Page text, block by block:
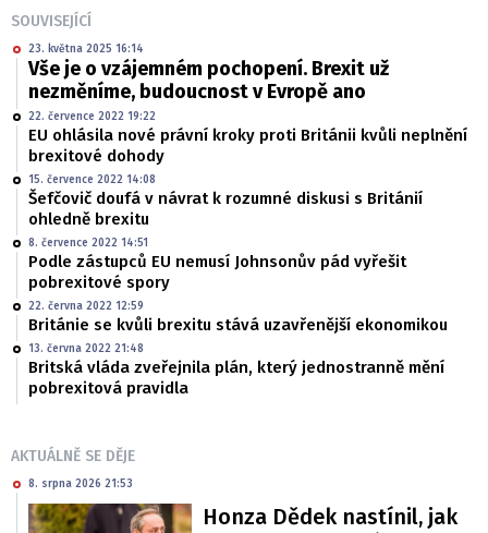
SOUVISEJÍCÍ
23. května 2025 16:14
Vše je o vzájemném pochopení. Brexit už
nezměníme, budoucnost v Evropě ano
22. července 2022 19:22
EU ohlásila nové právní kroky proti Británii kvůli neplnění
brexitové dohody
15. července 2022 14:08
Šefčovič doufá v návrat k rozumné diskusi s Británií
ohledně brexitu
8. července 2022 14:51
Podle zástupců EU nemusí Johnsonův pád vyřešit
pobrexitové spory
22. června 2022 12:59
Británie se kvůli brexitu stává uzavřenější ekonomikou
13. června 2022 21:48
Britská vláda zveřejnila plán, který jednostranně mění
pobrexitová pravidla
AKTUÁLNĚ SE DĚJE
8. srpna 2026 21:53
Honza Dědek nastínil, jak